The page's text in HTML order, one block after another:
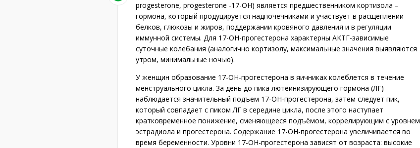
progesterone, progesterone -17-OH) является предшественником кортизола –
гормона, который продуцируется надпочечниками и участвует в расщеплении
белков, глюкозы и жиров, поддержании кровяного давления и в регуляции
иммунной системы. Для 17-ОН-прогестерона характерны АКТГ-зависимые
суточные колебания (аналогично кортизолу, максимальные значения выявляются
утром, минимальные ночью).
У женщин образование 17-ОН-прогестерона в яичниках колеблется в течение
менструального цикла. За день до пика лютеинизирующего гормона (ЛГ)
наблюдается значительный подъем 17-ОН-прогестерона, затем следует пик,
который совпадает с пиком ЛГ в середине цикла, после этого наступает
кратковременное понижение, сменяющееся подъёмом, коррелирующим с уровнем
эстрадиола и прогестерона. Содержание 17-ОН-прогестерона увеличивается во
время беременности. Уровни 17-ОН-прогестерона зависят от возраста: высокие